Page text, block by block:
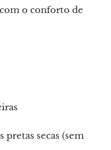
o conforto de
pretas secas (sem